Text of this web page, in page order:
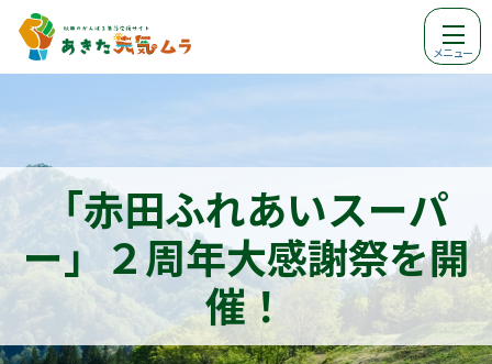
メニュー
「赤田ふれあいスーパ
ー」２周年大感謝祭を開
催！